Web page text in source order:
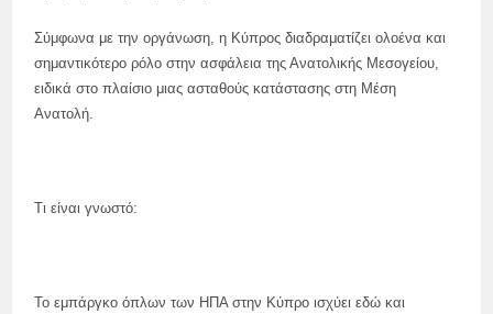
Σύμφωνα με την οργάνωση, η Κύπρος διαδραματίζει ολοένα και
σημαντικότερο ρόλο στην ασφάλεια της Ανατολικής Μεσογείου,
ειδικά στο πλαίσιο μιας ασταθούς κατάστασης στη Μέση
Ανατολή.
Τι είναι γνωστό:
Το εμπάργκο όπλων των ΗΠΑ στην Κύπρο ισχύει εδώ και